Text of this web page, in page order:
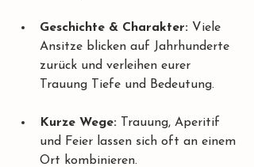
Geschichte & Charakter: Viele
Ansitze blicken auf Jahrhunderte
zurück und verleihen eurer
Trauung Tiefe und Bedeutung.
Kurze Wege: Trauung, Aperitif
und Feier lassen sich oft an einem
Ort kombinieren.